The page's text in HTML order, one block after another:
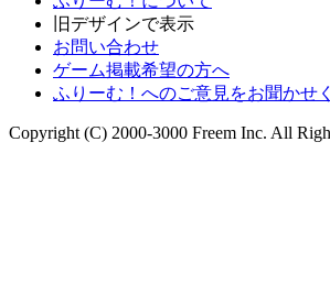
旧デザインで表示
お問い合わせ
ゲーム掲載希望の方へ
ふりーむ！へのご意見をお聞かせ
Copyright (C) 2000-3000 Freem Inc. All